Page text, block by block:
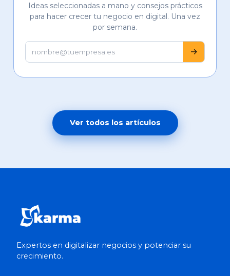
Ideas seleccionadas a mano y consejos prácticos
para hacer crecer tu negocio en digital. Una vez
por semana.
→
Ver todos los artículos
Expertos en digitalizar negocios y potenciar su
crecimiento.